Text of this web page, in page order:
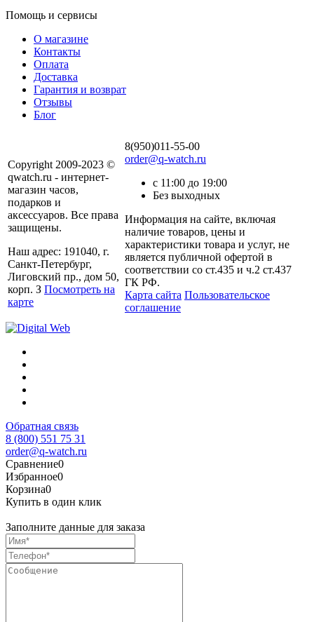
Помощь и сервисы
О магазине
Контакты
Оплата
Доставка
Гарантия и возврат
Отзывы
Блог
Copyright 2009-2023 ©
qwatch.ru - интернет-
магазин часов,
подарков и
аксессуаров. Все права
защищены.
Наш адрес: 191040, г.
Санкт-Петербург,
Лиговский пр., дом 50,
корп. З Посмотреть на
карте
8(950)011-55-00
order@q-watch.ru
с 11:00 до 19:00
Без выходных
Информация на сайте, включая
наличие товаров, цены и
характеристики товара и услуг, не
является публичной офертой в
соответствии со ст.435 и ч.2 ст.437
ГК РФ.
Карта сайта Пользовательское
соглашение
Обратная связь
8 (800) 551 75 31
order@q-watch.ru
Сравнение0
Избранное0
Корзина0
Купить в один клик
Заполните данные для заказа